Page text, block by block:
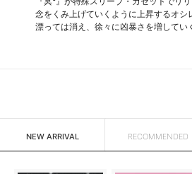
念をくみ上げていくように上昇するオシ
漂っては消え、徐々に凶暴さを増してい
NEW ARRIVAL RECOMMENDED